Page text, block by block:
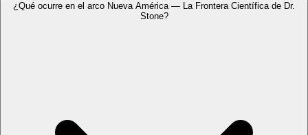
¿Qué ocurre en el arco Nueva América — La Frontera Científica de Dr.
Stone?